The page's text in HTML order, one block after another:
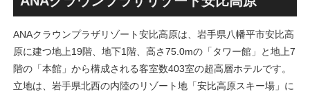
ANAクラウンプラザリゾート安比高原は、岩手県八幡平市安比高
原に建つ地上19階、地下1階、高さ75.0mの「タワー館」と地上7
階の「本館」から構成される客室数403室の超高層ホテルです。
立地は、岩手県北西の内陸のリゾート地「安比高原スキー場」に